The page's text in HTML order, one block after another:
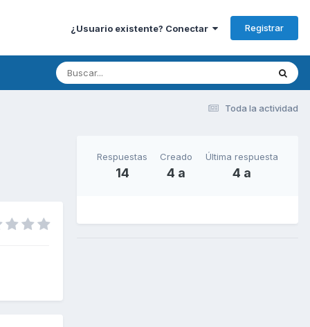
¿Usuario existente? Conectar Registrar
Toda la actividad
Respuestas
14
Creado
4 a
Última respuesta
4 a